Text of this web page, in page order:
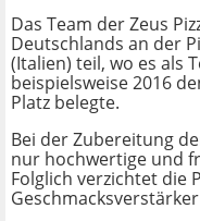
Das Team der Zeus
Deutschlands an der
(Italien) teil, wo es als
beispielsweise 2016
Platz belegte.
Bei der Zubereitung
nur hochwertige und
Folglich verzichtet die